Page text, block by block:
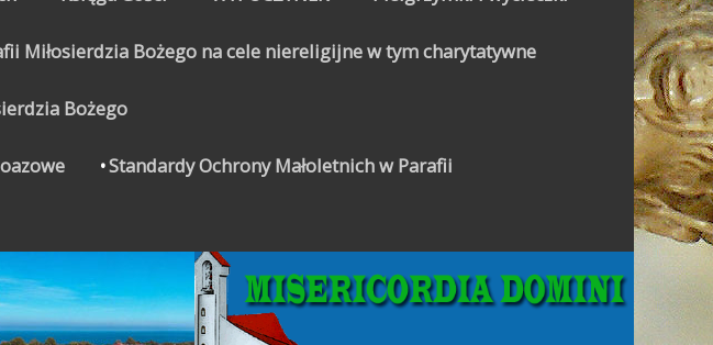
Miłosierdzia Bożego na cele niereligijne w tym charytatywne
Bożego
Standardy Ochrony Małoletnich w Parafii
Gazetka Parafialna